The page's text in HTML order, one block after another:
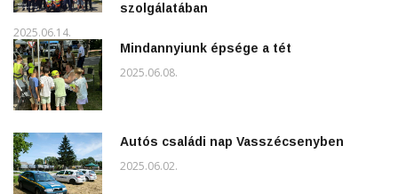
szolgálatában
2025.06.14.
Mindannyiunk épsége a tét
2025.06.08.
Autós családi nap Vasszécsenyben
2025.06.02.